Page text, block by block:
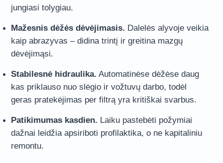
jungiasi tolygiau.
Mažesnis dėžės dėvėjimasis. Dalelės alyvoje veikia
kaip abrazyvas – didina trintį ir greitina mazgų
dėvėjimąsi.
Stabilesnė hidraulika. Automatinėse dėžėse daug
kas priklauso nuo slėgio ir vožtuvų darbo, todėl
geras pratekėjimas per filtrą yra kritiškai svarbus.
Patikimumas kasdien. Laiku pastebėti požymiai
dažnai leidžia apsiriboti profilaktika, o ne kapitaliniu
remontu.